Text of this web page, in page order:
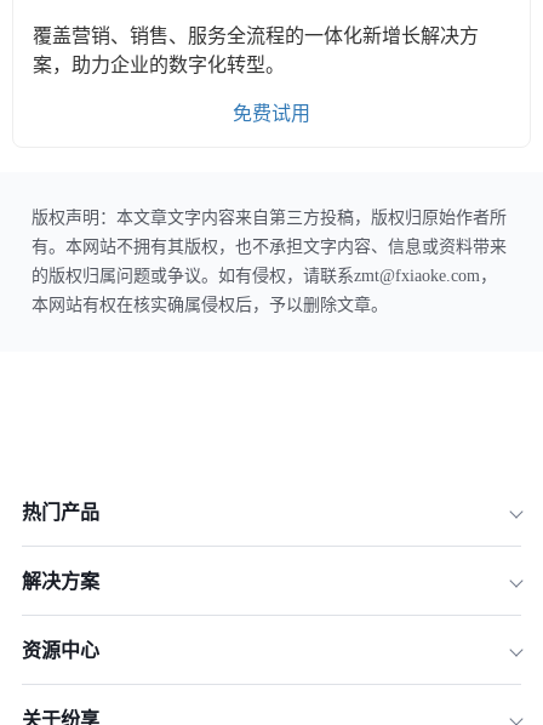
覆盖营销、销售、服务全流程的一体化新增长解决方
案，助力企业的数字化转型。
免费试用
版权声明：本文章文字内容来自第三方投稿，版权归原始作者所
有。本网站不拥有其版权，也不承担文字内容、信息或资料带来
的版权归属问题或争议。如有侵权，请联系zmt@fxiaoke.com，
本网站有权在核实确属侵权后，予以删除文章。
热门产品
解决方案
资源中心
关于纷享